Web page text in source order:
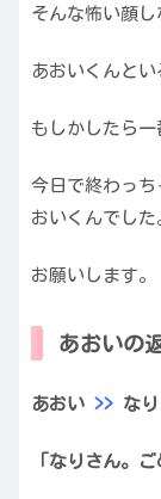
そんな怖い顔し
あおいくんとい
もしかしたら一
今日で終わっ
おいくんでした
お願いします。
あおいの
あおい >> なり
「なりさん。ご